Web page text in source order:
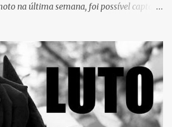
na última semana, foi possível captar o
com curto tempo de preservação, a
captação do coração chegou a São Carlos
Aérea Brasileira (FAB), garantindo
na realização do procedimento. Após a
Civil Municipal (GCM), por meio da
realizou o transporte do coração até o